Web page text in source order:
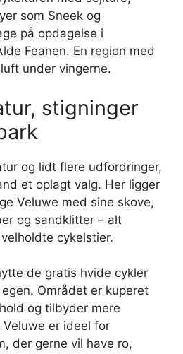
som Sneek og
på opdagelse i
Feanen. En region med
under vingerne.
stigninger
og lidt flere udfordringer,
et oplagt valg. Her ligger
Veluwe med sine skove,
og sandklitter – alt
cykelstier.
de gratis hvide cykler
Området er kuperet
og tilbyder mere
er ideel for
der gerne vil have ro,